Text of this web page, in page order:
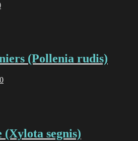
(Pollenia rudis)
0
segnis)